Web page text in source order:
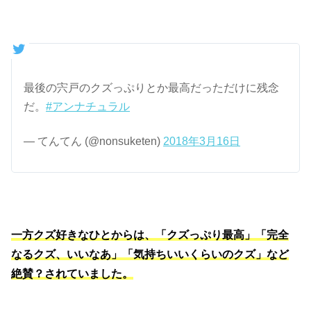
最後の宍戸のクズっぷりとか最高だっただけに残念
だ。#アンナチュラル
— てんてん (@nonsuketen) 2018年3月16日
一方クズ好きなひとからは、「クズっぷり最高」「完全
なるクズ、いいなあ」「気持ちいいくらいのクズ」など
絶賛？されていました。